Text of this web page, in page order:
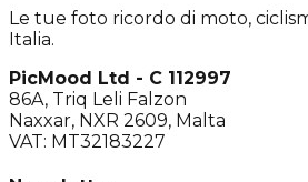
Le tue foto ricordo di moto,
Italia.
PicMood Ltd - C 112997
86A, Triq Leli Falzon
Naxxar, NXR 2609, Malta
VAT: MT32183227